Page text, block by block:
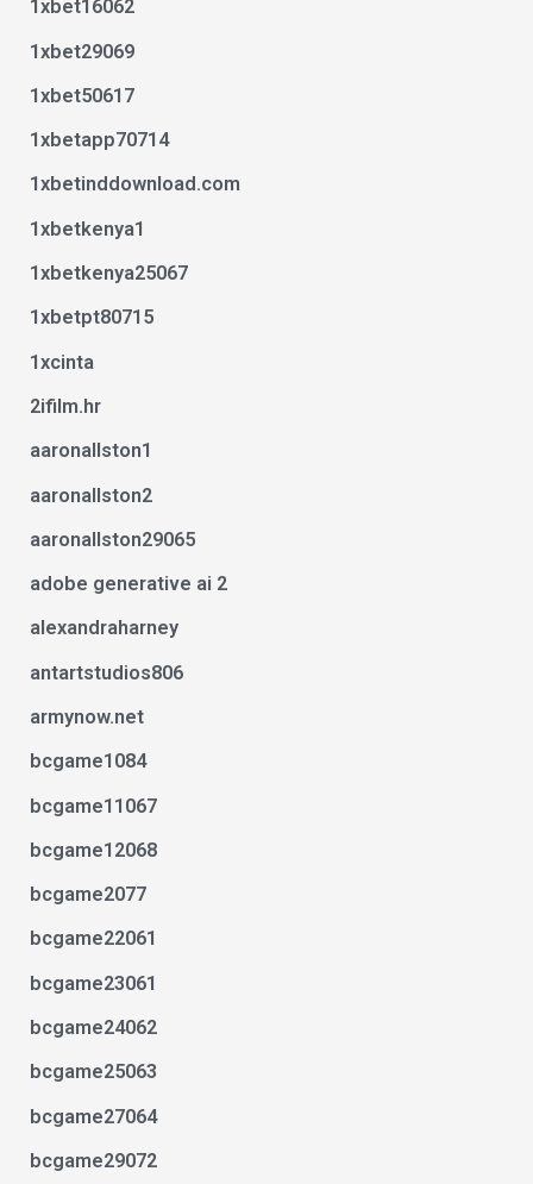
1xbet16062
1xbet29069
1xbet50617
1xbetapp70714
1xbetinddownload.com
1xbetkenya1
1xbetkenya25067
1xbetpt80715
1xcinta
2ifilm.hr
aaronallston1
aaronallston2
aaronallston29065
adobe generative ai 2
alexandraharney
antartstudios806
armynow.net
bcgame1084
bcgame11067
bcgame12068
bcgame2077
bcgame22061
bcgame23061
bcgame24062
bcgame25063
bcgame27064
bcgame29072